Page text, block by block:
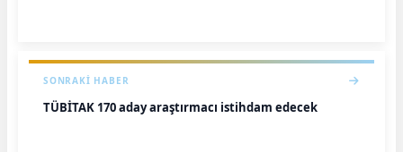
SONRAKI HABER
TÜBİTAK 170 aday araştırmacı istihdam edecek